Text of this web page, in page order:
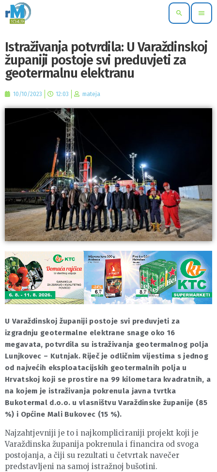
search menu
Istraživanja potvrdila: U Varaždinskoj
županiji postoje svi preduvjeti za
geotermalnu elektranu
10/10/2023 12:03 mateja
U Varaždinskoj županiji postoje svi preduvjeti za
izgradnju geotermalne elektrane snage oko 16
megavata, potvrdila su istraživanja geotermalnog polja
Lunjkovec – Kutnjak. Riječ je odličnim vijestima s jednog
od najvećih eksploatacijskih geotermalnih polja u
Hrvatskoj koji se prostire na 99 kilometara kvadratnih, a
na kojem je istraživanja pokrenula javna tvrtka
Bukotermal d.o.o. u vlasništvu Varaždinske županije (85
%) i Općine Mali Bukovec (15 %).
Najzahtjevniji je to i najkompliciraniji projekt koji je
Varaždinska županija pokrenula i financira od svoga
postojanja, a čiji su rezultati u četvrtak navečer
predstavljeni na samoj istražnoj bušotini.